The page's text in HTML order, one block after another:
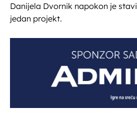
Danijela Dvornik napokon je
jedan projekt.